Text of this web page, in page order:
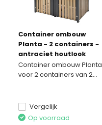
Container ombouw
Planta - 2 containers -
antraciet houtlook
Container ombouw Planta
voor 2 containers van 2...
Vergelijk
Op voorraad